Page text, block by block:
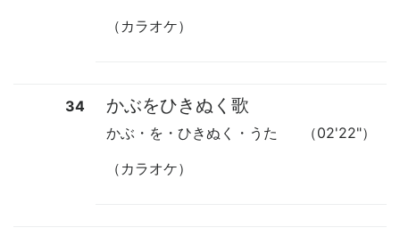
（カラオケ）
34 かぶをひきぬく歌
（02'22"）
かぶ・を・ひきぬく・うた
（カラオケ）